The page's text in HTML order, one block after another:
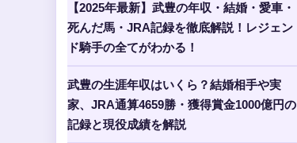
【2025年最新】武豊の年収・結婚・愛車・
死んだ馬・JRA記録を徹底解説！レジェン
ド騎手の全てがわかる！
武豊の生涯年収はいくら？結婚相手や実
家、JRA通算4659勝・獲得賞金1000億円の
記録と現役成績を解説